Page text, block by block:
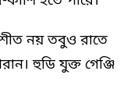
নয় তবুও রাতে
হুডি যুক্ত গেঞ্জি